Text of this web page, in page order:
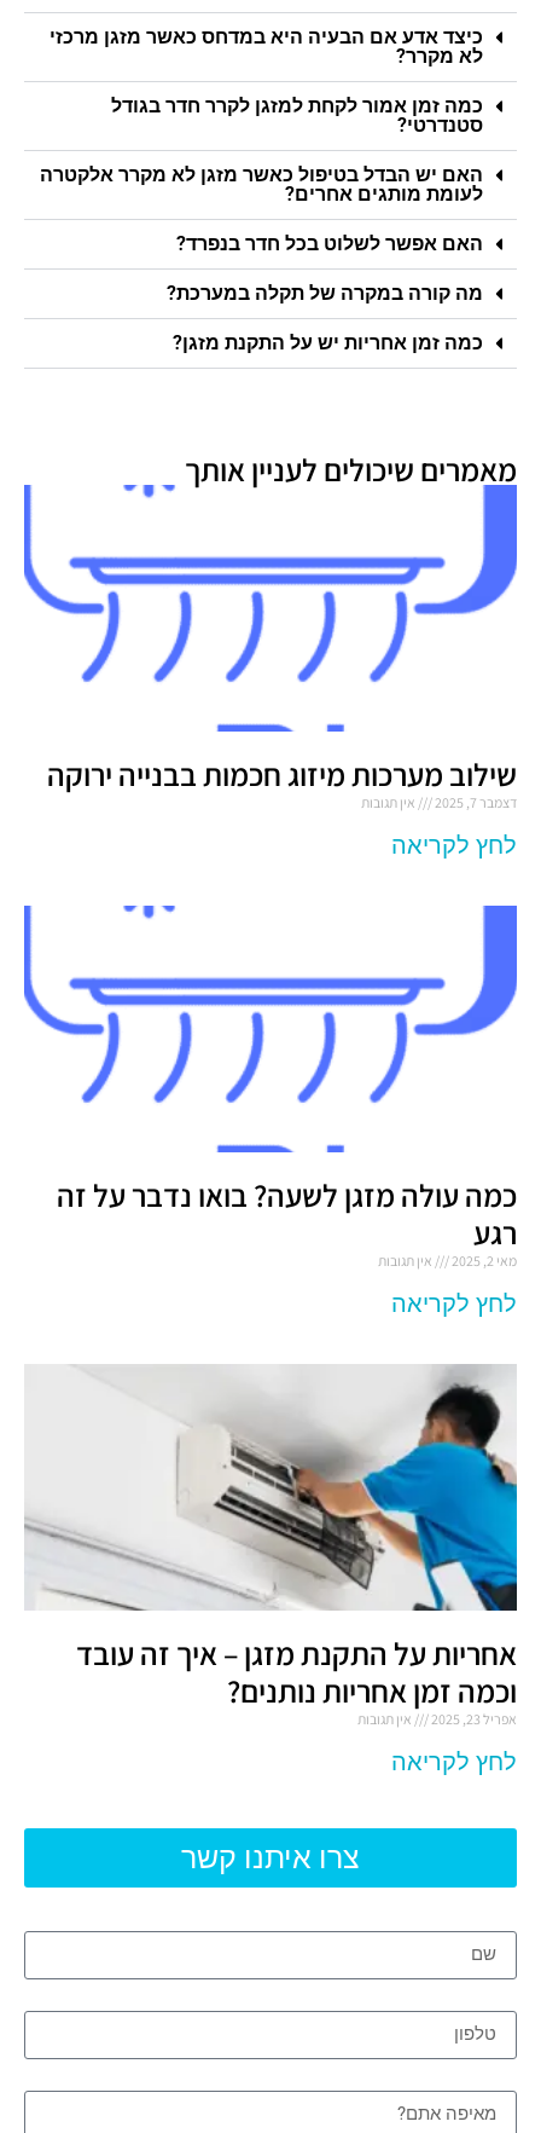
כיצד אדע אם הבעיה היא במדחס כאשר מזגן מרכזי
לא מקרר?
כמה זמן אמור לקחת למזגן לקרר חדר בגודל
סטנדרטי?
האם יש הבדל בטיפול כאשר מזגן לא מקרר אלקטרה
לעומת מותגים אחרים?
האם אפשר לשלוט בכל חדר בנפרד?
מה קורה במקרה של תקלה במערכת?
כמה זמן אחריות יש על התקנת מזגן?
מאמרים שיכולים לעניין אותך
שילוב מערכות מיזוג חכמות בבנייה ירוקה
דצמבר 7, 2025 אין תגובות
לחץ לקריאה
כמה עולה מזגן לשעה? בואו נדבר על זה
רגע
מאי 2, 2025 אין תגובות
לחץ לקריאה
אחריות על התקנת מזגן – איך זה עובד
וכמה זמן אחריות נותנים?
אפריל 23, 2025 אין תגובות
לחץ לקריאה
צרו איתנו קשר